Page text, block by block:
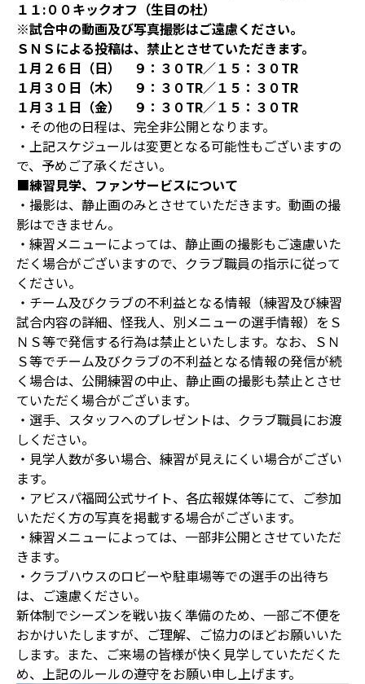
１１:００キックオフ（生目の杜）
※試合中の動画及び写真撮影はご遠慮ください。
ＳＮＳによる投稿は、禁止とさせていただきます。
１月２６日（日） ９：３０TR／１５：３０TR
１月３０日（木） ９：３０TR／１５：３０TR
１月３１日（金） ９：３０TR／１５：３０TR
・その他の日程は、完全非公開となります。
・上記スケジュールは変更となる可能性もございますの
で、予めご了承ください。
■練習見学、ファンサービスについて
・撮影は、静止画のみとさせていただきます。動画の撮
影はできません。
・練習メニューによっては、静止画の撮影もご遠慮いた
だく場合がございますので、クラブ職員の指示に従って
ください。
・チーム及びクラブの不利益となる情報（練習及び練習
試合内容の詳細、怪我人、別メニューの選手情報）をＳ
ＮＳ等で発信する行為は禁止といたします。なお、ＳＮ
Ｓ等でチーム及びクラブの不利益となる情報の発信が続
く場合は、公開練習の中止、静止画の撮影も禁止とさせ
ていただく場合がございます。
・選手、スタッフへのプレゼントは、クラブ職員にお渡
しください。
・見学人数が多い場合、練習が見えにくい場合がござい
ます。
・アビスパ福岡公式サイト、各広報媒体等にて、ご参加
いただく方の写真を掲載する場合がございます。
・練習メニューによっては、一部非公開とさせていただ
きます。
・クラブハウスのロビーや駐車場等での選手の出待ち
は、ご遠慮ください。
新体制でシーズンを戦い抜く準備のため、一部ご不便を
おかけいたしますが、ご理解、ご協力のほどお願いいた
します。また、ご来場の皆様が快く見学していただくた
め、上記のルールの遵守をお願い申し上げます。